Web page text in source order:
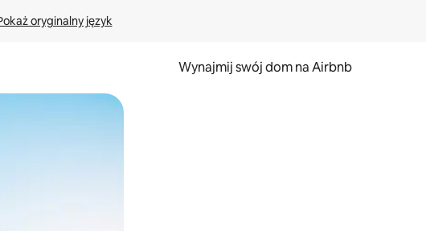
oryginalny język
Wynajmij swój dom na Airbnb